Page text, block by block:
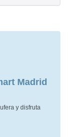
Madrid
y disfruta